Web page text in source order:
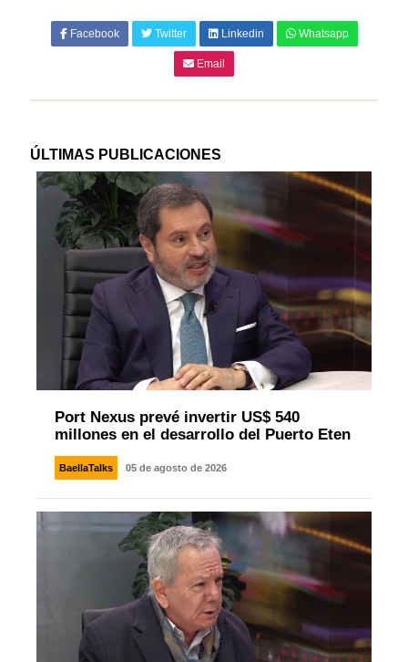
Facebook Twitter Linkedin Whatsapp
Email
ÚLTIMAS PUBLICACIONES
Port Nexus prevé invertir US$ 540
millones en el desarrollo del Puerto Eten
BaellaTalks 05 de agosto de 2026